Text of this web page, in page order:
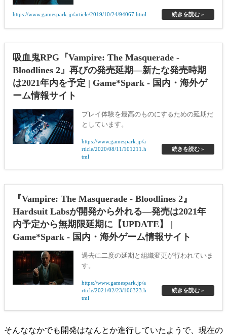
https://www.gamespark.jp/article/2019/10/24/94067.html 続きを読む »
吸血鬼RPG『Vampire: The Masquerade -
Bloodlines 2』再びの発売延期―新たな発売時期
は2021年内を予定 | Game*Spark - 国内・海外ゲ
ーム情報サイト
プレイ体験を最高のものにするための延期だ
としています。
https://www.gamespark.jp/a
rticle/2020/08/11/101211.h
tml
続きを読む »
『Vampire: The Masquerade - Bloodlines 2』
Hardsuit Labsが開発から外れる―発売は2021年
内予定から無期限延期に【UPDATE】 |
Game*Spark - 国内・海外ゲーム情報サイト
過去に二度の延期と組織変更が行われていま
す。
https://www.gamespark.jp/a
rticle/2021/02/23/106323.h
tml
続きを読む »
そんななかでも開発はなんとか進行していたようで、現在の